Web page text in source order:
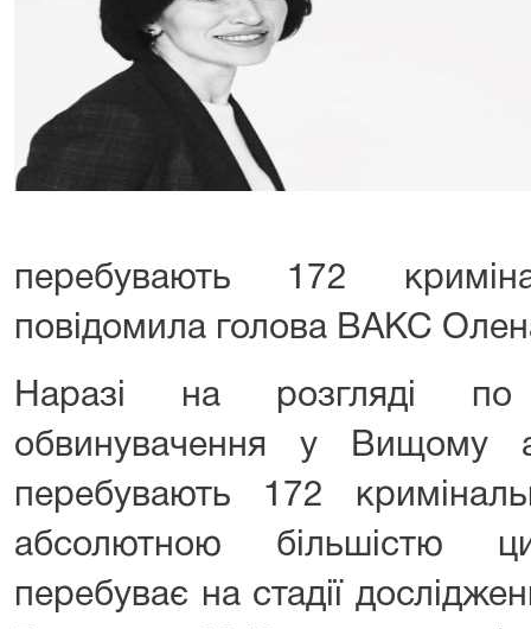
перебувають 172
повідомила голова ВАКС
Наразі на розгляді по
обвинувачення у Вищому
перебувають 172
абсолютною більшістю
перебуває на стадії